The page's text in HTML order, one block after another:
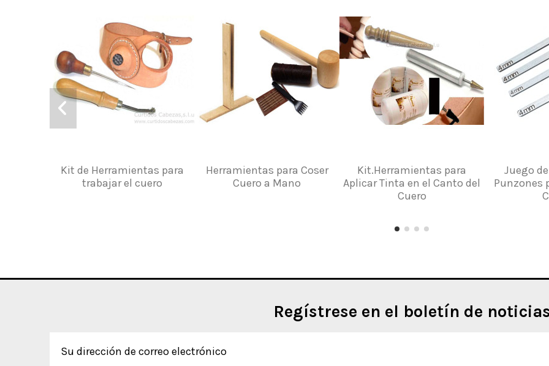
Kit de Herramientas para
trabajar el cuero
Herramientas para Coser
Cuero a Mano
Kit.Herramientas para
Aplicar Tinta en el Canto del
Cuero
Juego
Punzones
Regístrese en el boletín de